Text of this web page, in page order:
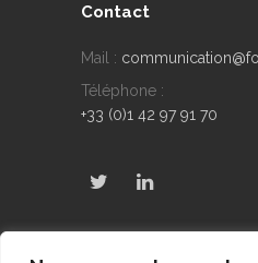
Contact
Mail :
Téléphone :
+33 (0)1 42 97 91 70
Derniers Tweets